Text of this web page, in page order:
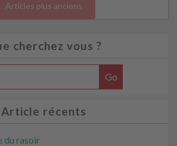
Articles plus anciens
cherchez vous ?
Article récents
du rasoir